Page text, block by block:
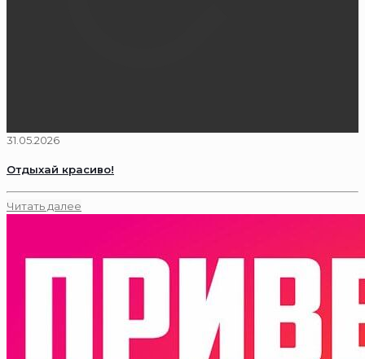
31.05.2026
Отдыхай красиво!
Читать далее